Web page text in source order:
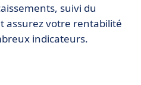
suivi du
assurez votre rentabilité
indicateurs.